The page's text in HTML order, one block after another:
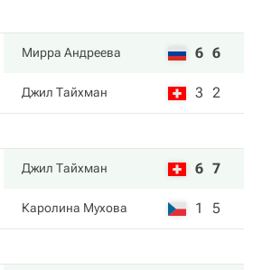
Мирра Андреева 6 6
Джил Тайхман 3 2
Джил Тайхман 6 7
Каролина Мухова 1 5